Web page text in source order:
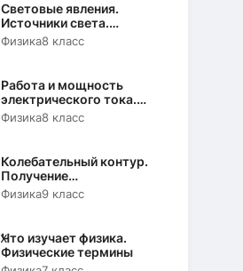
Световые явления.
Источники света.
Распространение света
Физика8 класс
Работа и мощность
электрического тока.
Работа тока
Физика8 класс
Колебательный контур.
Получение
электромагнитных
колебаний
Физика9 класс
Что изучает физика.
Физические термины